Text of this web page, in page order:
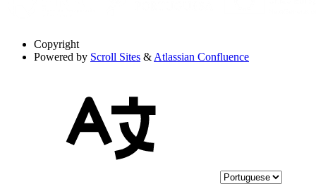
Copyright
Powered by Scroll Sites & Atlassian Confluence